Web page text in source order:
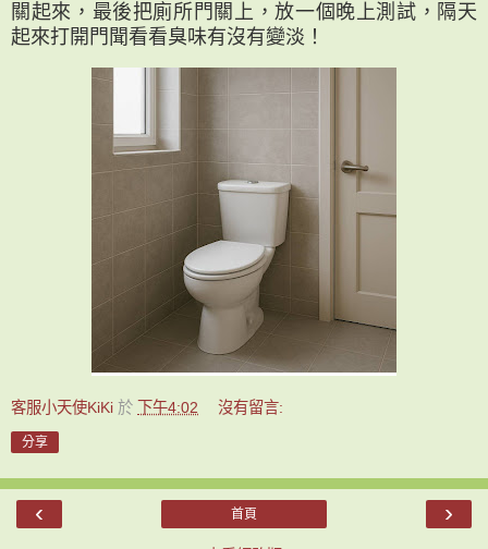
關起來，最後把廁所門關上，放一個晚上測試，隔天
起來打開門聞看看臭味有沒有變淡！
客服小天使KiKi 於 下午4:02 沒有留言:
分享
‹ ›
首頁